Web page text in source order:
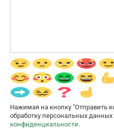
Нажимая на кнопку "Отправить
обработку персональных
конфиденциальности.